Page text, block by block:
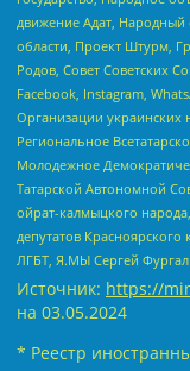
движение Адат, Народный
области, Проект Штурм,
Родов, Совет Советских
Facebook, Instagram,
Организации украинских
Региональное
Молодежное
Татарской Автономной
ойрат-калмыцкого
депутатов
ЛГБТ, Я.МЫ Сергей Фургал
Источник: https://
на 03.05.2024
* Реестр